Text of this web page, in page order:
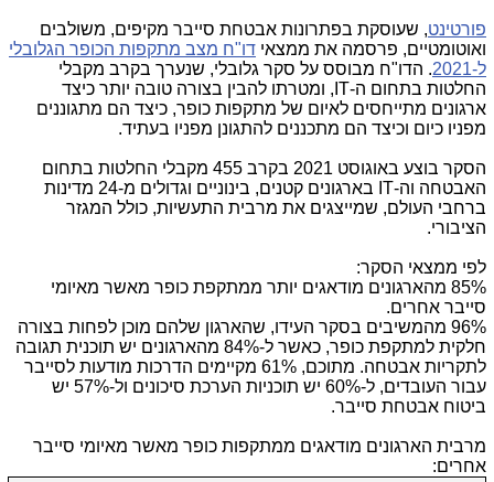
פורטינט, שעוסקת בפתרונות אבטחת סייבר מקיפים, משולבים
ואוטומטיים, פרסמה את ממצאי דו"ח מצב מתקפות הכופר הגלובלי
ל-2021
. הדו"ח מבוסס על סקר גלובלי, שנערך בקרב מקבלי
החלטות בתחום ה-IT , ומטרתו להבין בצורה טובה יותר כיצד
ארגונים מתייחסים לאיום של מתקפות כופר, כיצד הם מתגוננים
מפניו כיום וכיצד הם מתכננים להתגונן מפניו בעתיד.
הסקר בוצע באוגוסט 2021 בקרב 455 מקבלי החלטות בתחום
האבטחה וה-IT
בארגונים קטנים, בינוניים וגדולים מ-24 מדינות
ברחבי העולם, שמייצגים את מרבית התעשיות, כולל המגזר
הציבורי.
לפי ממצאי הסקר:
85% מהארגונים מודאגים יותר ממתקפת כופר מאשר מאיומי
סייבר אחרים.
96% מהמשיבים בסקר העידו, שהארגון שלהם מוכן לפחות בצורה
חלקית למתקפת כופר, כאשר ל-84% מהארגונים יש תוכנית תגובה
לתקריות אבטחה. מתוכם, 61% מקיימים הדרכות מודעות לסייבר
עבור העובדים, ל-60% יש תוכניות הערכת סיכונים ול-57% יש
ביטוח אבטחת סייבר.
מרבית הארגונים מודאגים ממתקפות כופר מאשר מאיומי סייבר
אחרים: